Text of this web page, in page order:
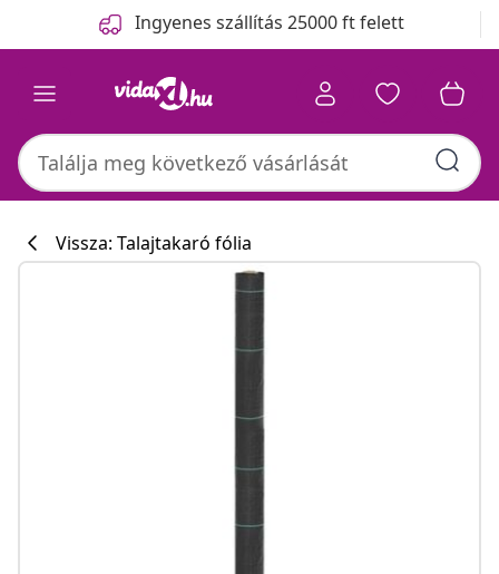
Ingyenes szállítás 25000 ft felett
Vissza: Talajtakaró fólia